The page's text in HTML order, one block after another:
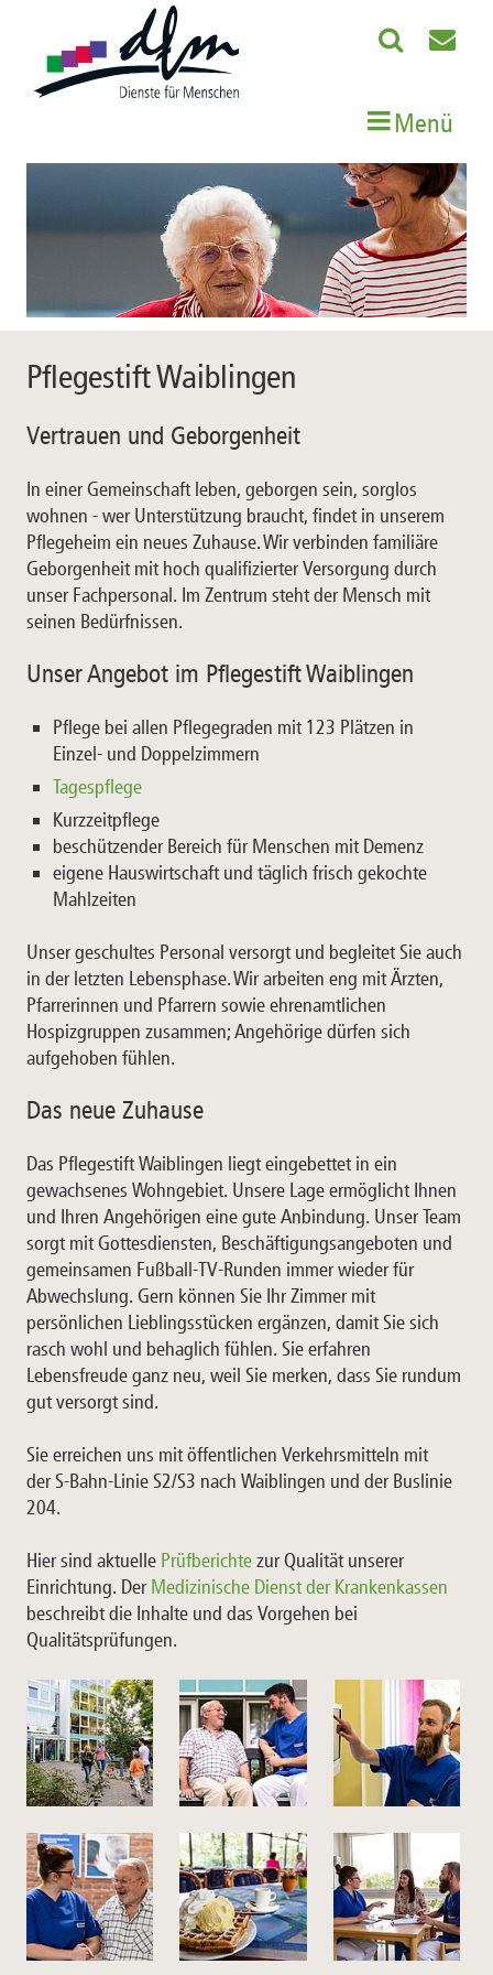
Menü
Pflegestift Waiblingen
Vertrauen und Geborgenheit
In einer Gemeinschaft leben, geborgen sein, sorglos
wohnen - wer Unterstützung braucht, findet in unserem
Pflegeheim ein neues Zuhause. Wir verbinden familiäre
Geborgenheit mit hoch qualifizierter Versorgung durch
unser Fachpersonal. Im Zentrum steht der Mensch mit
seinen Bedürfnissen.
Unser Angebot im Pflegestift Waiblingen
Pflege bei allen Pflegegraden mit 123 Plätzen in
Einzel- und Doppelzimmern
Tagespflege
Kurzzeitpflege
beschützender Bereich für Menschen mit Demenz
eigene Hauswirtschaft und täglich frisch gekochte
Mahlzeiten
Unser geschultes Personal versorgt und begleitet Sie auch
in der letzten Lebensphase. Wir arbeiten eng mit Ärzten,
Pfarrerinnen und Pfarrern sowie ehrenamtlichen
Hospizgruppen zusammen; Angehörige dürfen sich
aufgehoben fühlen.
Das neue Zuhause
Das Pflegestift Waiblingen liegt eingebettet in ein
gewachsenes Wohngebiet. Unsere Lage ermöglicht Ihnen
und Ihren Angehörigen eine gute Anbindung. Unser Team
sorgt mit Gottesdiensten, Beschäftigungsangeboten und
gemeinsamen Fußball-TV-Runden immer wieder für
Abwechslung. Gern können Sie Ihr Zimmer mit
persönlichen Lieblingsstücken ergänzen, damit Sie sich
rasch wohl und behaglich fühlen. Sie erfahren
Lebensfreude ganz neu, weil Sie merken, dass Sie rundum
gut versorgt sind.
Sie erreichen uns mit öffentlichen Verkehrsmitteln mit
der S-Bahn-Linie S2/S3 nach Waiblingen und der Buslinie
204.
Hier sind aktuelle Prüfberichtezur Qualität unserer
Einrichtung. DerMedizinische Dienst der Krankenkassen
beschreibt die Inhalte und das Vorgehen bei
Qualitätsprüfungen.